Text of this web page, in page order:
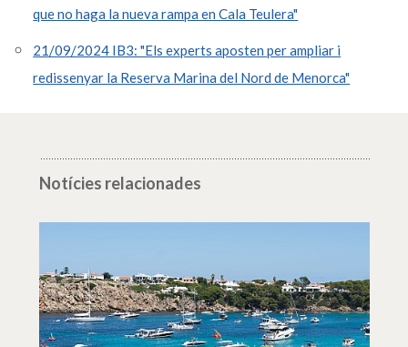
que no haga la nueva rampa en Cala Teulera"
21/09/2024 IB3: "Els experts aposten per ampliar i
redissenyar la Reserva Marina del Nord de Menorca"
Notícies relacionades